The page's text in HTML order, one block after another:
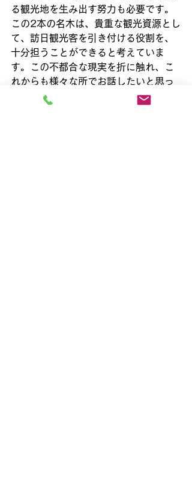
る観光地を生み出す努力も必要です。
この2本の名木は、貴重な観光資源とし
て、訪日観光客を引き付ける役割を、
十分担うことができると考えていま
す。この不都合な現実を折に触れ、こ
れからも様々な所でお話したいと思っ
ています。